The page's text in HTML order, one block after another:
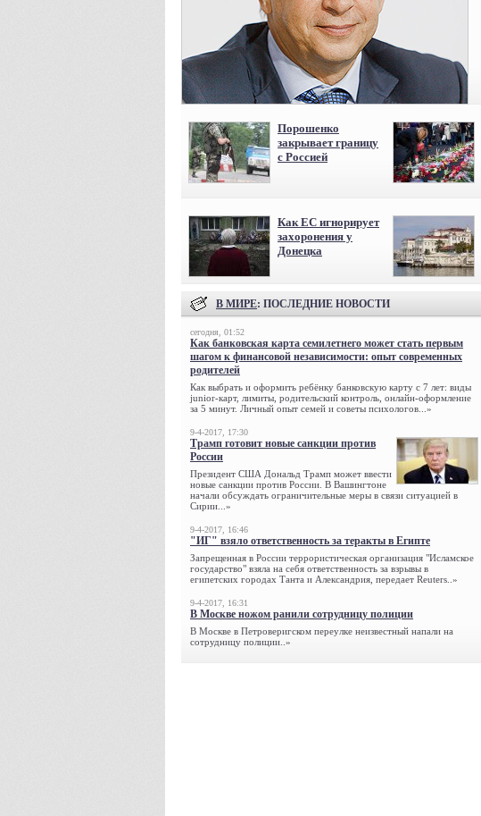
Порошенко
закрывает границу
с Россией
Как ЕС игнорирует
захоронения у
Донецка
В МИРЕ: ПОСЛЕДНИЕ НОВОСТИ
сегодня, 01:52
Как банковская карта семилетнего может стать первым
шагом к финансовой независимости: опыт современных
родителей
Как выбрать и оформить ребёнку банковскую карту с 7 лет: виды
junior-карт, лимиты, родительский контроль, онлайн-оформление
за 5 минут. Личный опыт семей и советы психологов...»
9-4-2017, 17:30
Трамп готовит новые санкции против
России
Президент США Дональд Трамп может ввести
новые санкции против России. В Вашингтоне
начали обсуждать ограничительные меры в связи ситуацией в
Сирии...»
9-4-2017, 16:46
"ИГ" взяло ответственность за теракты в Египте
Запрещенная в России террористическая организация "Исламское
государство" взяла на себя ответственность за взрывы в
египетских городах Танта и Александрия, передает Reuters..»
9-4-2017, 16:31
В Москве ножом ранили сотрудницу полиции
В Москве в Петроверигском переулке неизвестный напали на
сотрудницу полиции..»